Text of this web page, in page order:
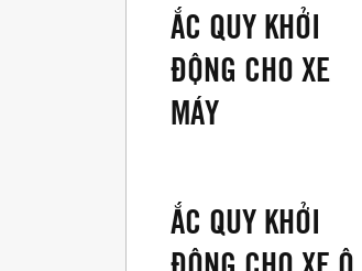
ẮC QUY KHỞI
ĐỘNG CHO XE
MÁY
ẮC QUY KHỞI
ĐỘNG CHO XE Ô